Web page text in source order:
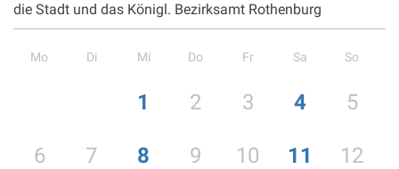
die Stadt und das Königl. Bezirksamt Rothenburg
Mo Di Mi Do Fr Sa So
1 2 3 4 5
6 7 8 9 10 11 12